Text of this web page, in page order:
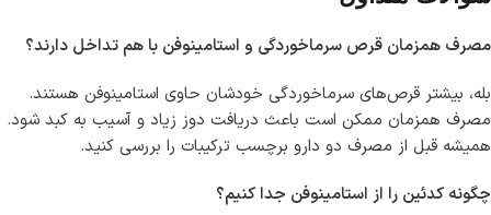
مصرف همزمان قرص سرماخوردگی و استامینوفن با هم تداخل دارند؟
بله، بیشتر قرص‌های سرماخوردگی خودشان حاوی استامینوفن هستند.
مصرف همزمان ممکن است باعث دریافت دوز زیاد و آسیب به کبد شود.
همیشه قبل از مصرف دو دارو برچسب ترکیبات را بررسی کنید.
چگونه کدئین را از استامینوفن جدا کنیم؟